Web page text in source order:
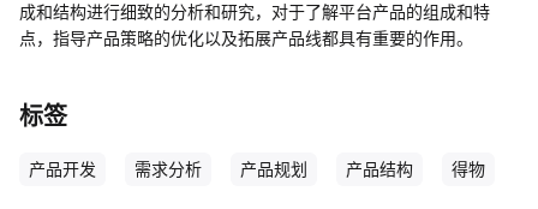
成和结构进行细致的分析和研究，对于了解平台产品的组成和特
点，指导产品策略的优化以及拓展产品线都具有重要的作用。
标签
产品开发 需求分析 产品规划 产品结构 得物